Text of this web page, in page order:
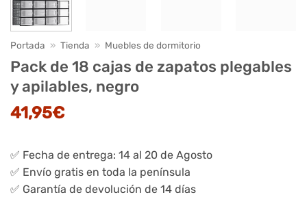
Portada » Tienda » Muebles de dormitorio
Pack de 18 cajas de zapatos plegables
y apilables, negro
41,95€
✅ Fecha de entrega: 14 al 20 de Agosto
✅ Envío gratis en toda la península
✅ Garantía de devolución de 14 días